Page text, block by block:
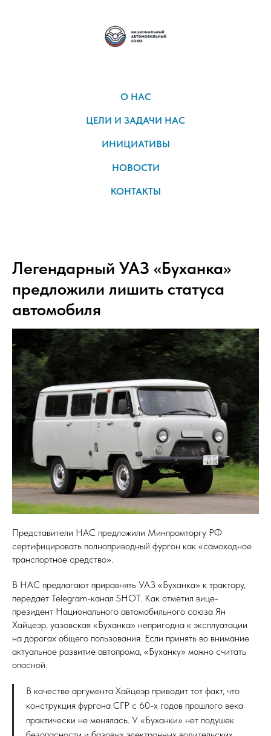
О НАС
ЦЕЛИ И ЗАДАЧИ НАС
ИНИЦИАТИВЫ
НОВОСТИ
КОНТАКТЫ
Легендарный УАЗ «Буханка»
предложили лишить статуса
автомобиля
Представители НАС предложили Минпромторгу РФ
сертифицировать полноприводный фургон как «самоходное
транспортное средство».
В НАС предлагают приравнять УАЗ «Буханка» к трактору,
передает Telegram-канал SHOT. Как отметил вице-
президент Национального автомобильного союза Ян
Хайцеэр, уазовская «Буханка» непригодна к эксплуатации
на дорогах общего пользования. Если принять во внимание
актуальное развитие автопрома, «Буханку» можно считать
опасной.
В качестве аргумента Хайцеэр приводит тот факт, что
конструкция фургона СГР с 60-х годов прошлого века
практически не менялась. У «Буханки» нет подушек